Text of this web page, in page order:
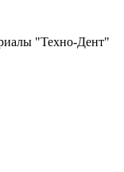
"Техно-Дент"